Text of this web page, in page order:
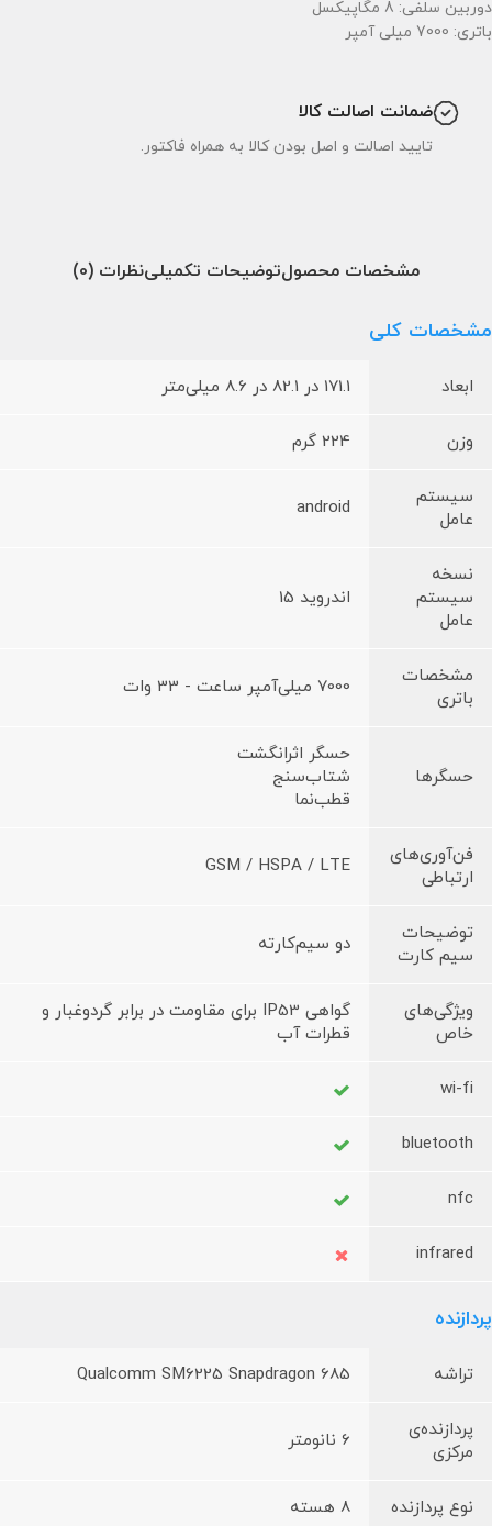
دوربین سلفی: 8 مگاپیکسل
باتری: 7000 میلی آمپر
ضمانت اصالت کالا
تایید اصالت و اصل بودن کالا به همراه فاکتور.
مشخصات محصولتوضیحات تکمیلینظرات (0)
مشخصات کلی
ابعاد 171.1 در 82.1 در 8.6 میلی‌متر
وزن 224 گرم
سیستم
عامل
android
نسخه
سیستم
عامل
اندروید 15
مشخصات
باتری
7000 میلی‌آمپر ساعت - 33 وات
حسگرها
حسگر اثرانگشت
شتاب‌سنج
قطب‌نما
فن‌آوری‌های
ارتباطی
GSM / HSPA / LTE
توضیحات
سیم کارت
دو سیم‌کارته
ویژگی‌های
خاص
گواهی IP53 برای مقاومت در برابر گردوغبار و
قطرات آب
wi-fi
bluetooth
nfc
infrared
پردازنده
تراشه Qualcomm SM6225 Snapdragon 685
پردازنده‌ی
مرکزی
6 نانومتر
نوع پردازنده 8 هسته